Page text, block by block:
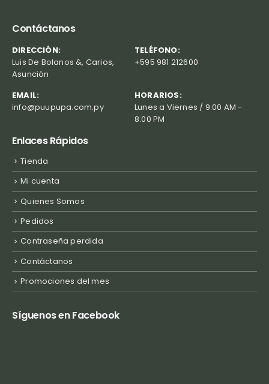
Contáctanos
DIRECCIÓN:
Luis De Bolanos &, Carios,
Asunción
TELÉFONO:
+595 981 212600
EMAIL:
info@puupupa.com.py
HORARIOS:
Lunes a Viernes / 9:00 AM -
8:00 PM
Enlaces Rápidos
Tienda
Mi cuenta
Quienes Somos
Pedidos
Contraseña perdida
Contáctanos
Promociones del mes
Síguenos en Facebook